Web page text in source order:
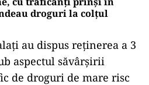
droguri la colțul
au dispus reținerea a 3
aspectul săvârșirii
de droguri de mare risc